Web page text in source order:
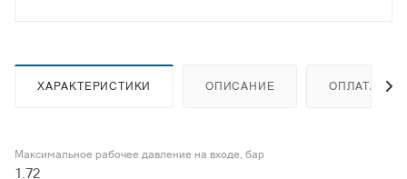
ХАРАКТЕРИСТИКИ ОПИСАНИЕ ОПЛАТА
Максимальное рабочее давление на входе, бар
1.72